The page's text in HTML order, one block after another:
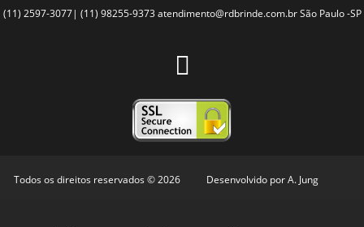
(11) 2597-3077| (11) 98255-9373 atendimento@rdbrinde.com.br São Paulo -SP
Todos os direitos reservados © 2026 Desenvolvido porA. Jung